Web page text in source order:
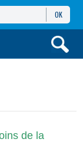
OK
de la